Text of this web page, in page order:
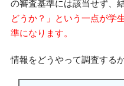
の審査基準には該当せず、
どうか？」という一点が学
準になります。
情報をどうやって調査する